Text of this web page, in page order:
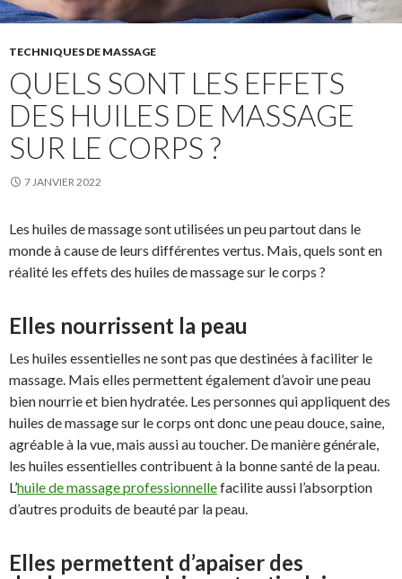
TECHNIQUES DE MASSAGE
QUELS SONT LES EFFETS
DES HUILES DE MASSAGE
SUR LE CORPS ?
7 JANVIER 2022
Les huiles de massage sont utilisées un peu partout dans le
monde à cause de leurs différentes vertus. Mais, quels sont en
réalité les effets des huiles de massage sur le corps ?
Elles nourrissent la peau
Les huiles essentielles ne sont pas que destinées à faciliter le
massage. Mais elles permettent également d’avoir une peau
bien nourrie et bien hydratée. Les personnes qui appliquent des
huiles de massage sur le corps ont donc une peau douce, saine,
agréable à la vue, mais aussi au toucher. De manière générale,
les huiles essentielles contribuent à la bonne santé de la peau.
L’huile de massage professionnellefacilite aussi l’absorption
d’autres produits de beauté par la peau.
Elles permettent d’apaiser des